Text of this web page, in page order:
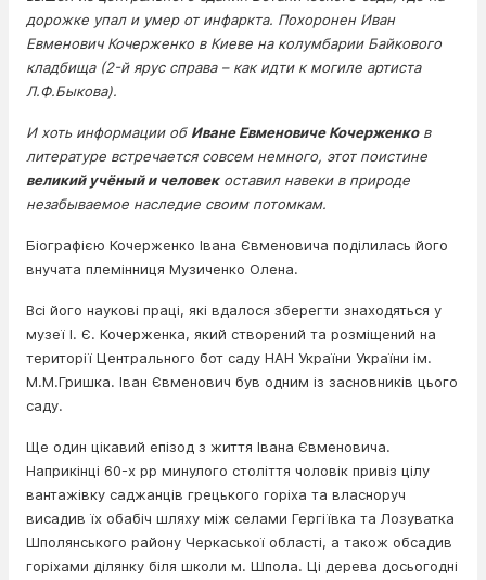
дорожке упал и умер от инфаркта. Похоронен Иван
Евменович Кочерженко в Киеве на колумбарии Байкового
кладбища (2-й ярус справа – как идти к могиле артиста
Л.Ф.Быкова).
И хоть информации об Иване Евменовиче Кочерженков
литературе встречается совсем немного, этот поистине
великий учёный и человекоставил навеки в природе
незабываемое наследие своим потомкам.
Біографією Кочерженко Івана Євменовича поділилась його
внучата племінниця Музиченко Олена.
Всі його наукові праці, які вдалося зберегти знаходяться у
музеї І. Є. Кочерженка, який створений та розміщений на
території Центрального бот саду НАН України України ім.
М.М.Гришка. Іван Євменович був одним із засновників цього
саду.
Ще один цікавий епізод з життя Івана Євменовича.
Наприкінці 60-х рр минулого століття чоловік привіз цілу
вантажівку саджанців грецького горіха та власноруч
висадив їх обабіч шляху між селами Гергіївка та Лозуватка
Шполянського району Черкаської області, а також обсадив
горіхами ділянку біля школи м. Шпола. Ці дерева досьогодні